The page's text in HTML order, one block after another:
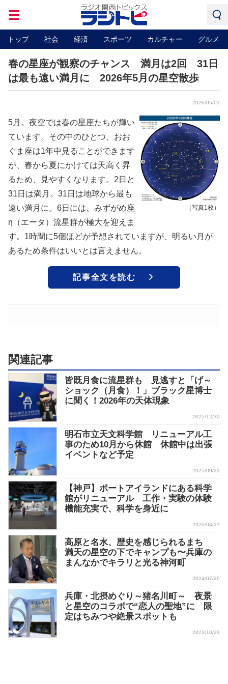
トップ 社会 経済 スポーツ カルチャー グルメ
春の星座が観察のチャンス 満月は2回 31日
は最も遠い満月に 2026年5月の星空散歩
2026/05/01
（写真1枚）
5月。夜空では春の星座たちが輝い
ています。その中のひとつ、おお
ぐま座は1年中見ることができます
が、春から夏にかけては天高く昇
るため、見やすくなります。2日と
31日は満月。31日は地球から最も
遠い満月に。6日には、みずがめ座
η（エータ）流星群が極大を迎えま
す。1時間に5個ほどが予想されていますが、明るい月が
あるため条件はいいとは言えません。
記事全文を読む
関連記事
皆既月食に流星群も 見逃すと「げ～
ショック（月食）！」ブラック星博士
に聞く！2026年の天体現象
2025/12/30
明石市立天文科学館 リニューアル工
事のため10月から休館 休館中は出張
イベントなど予定
2025/09/22
【神戸】ポートアイランドにある科学
館がリニューアル 工作・実験の体験
機能充実で、科学を身近に
2026/04/21
高原と名水、歴史を感じられるまち
満天の星空の下でキャンプも〜兵庫の
まんなかでキラリと光る神河町
2024/07/26
兵庫・北摂めぐり～猪名川町～ 夜景
と星空のコラボで“恋人の聖地”に 限
定はちみつや絶景スポットも
2023/10/29